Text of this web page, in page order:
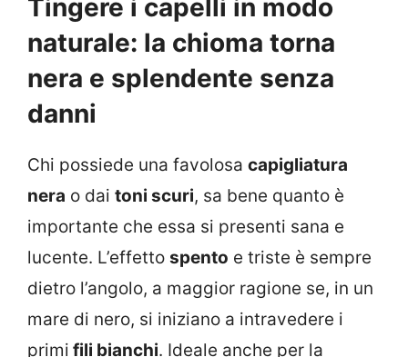
Tingere i capelli in modo
naturale: la chioma torna
nera e splendente senza
danni
Chi possiede una favolosa capigliatura
nera o dai toni scuri, sa bene quanto è
importante che essa si presenti sana e
lucente. L’effetto spento e triste è sempre
dietro l’angolo, a maggior ragione se, in un
mare di nero, si iniziano a intravedere i
primi fili bianchi. Ideale anche per la